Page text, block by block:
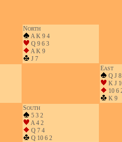
NORTH
A K 9 4
Q 9 6 3
A K 9
J 7
EAST
Q J
K J
10 6
K 9
SOUTH
5 3 2
A 4 2
Q 7 4
Q 10 6 2